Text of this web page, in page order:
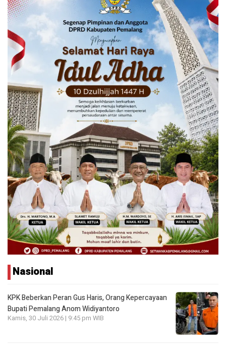
Nasional
KPK Beberkan Peran Gus Haris, Orang Kepercayaan
Bupati Pemalang Anom Widiyantoro
Kamis, 30 Juli 2026 | 9:45 pm WIB